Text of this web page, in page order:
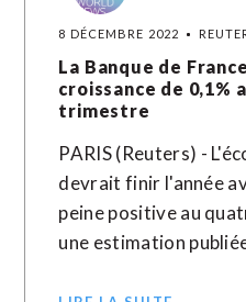
8 DÉCEMBRE 2022
La Banque de
croissance de 0,1%
trimestre
PARIS (Reuters) -
devrait finir l'année
peine positive au
une estimation